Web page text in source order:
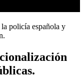
policía española y